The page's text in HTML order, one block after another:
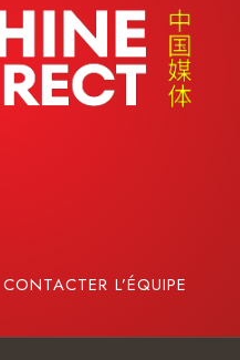
CONTACTER L’ÉQUIPE